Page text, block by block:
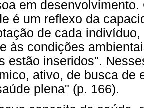
em
é um reflexo da
de cada
às condições
estão inseridos".
ativo, de busca de
plena" (p. 166).